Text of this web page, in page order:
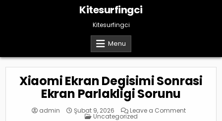
Kitesurfingci
Kitesurfingci
Menu
Xiaomi Ekran Degisimi Sonrasi
Ekran Parlakligi Sorunu
admin Şubat 9, 2026 Leave a Commenton
Posted
Uncategorized